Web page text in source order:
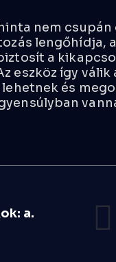
nem
lengőhídja,
a
eszköz így
és
a.